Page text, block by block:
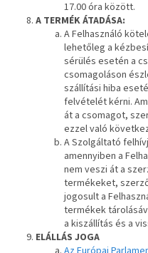
17.00 óra között.
A TERMÉK ÁTADÁSA:
A Felhasználó
lehetőleg a
sérülés esetén a
csomagoláson
szállítási hiba
felvételét kérni.
át a csomagot,
ezzel való
A Szolgáltató
amennyiben a
nem veszi át a
termékeket,
jogosult a
termékek
a kiszállítás és a
ELÁLLÁS JOGA